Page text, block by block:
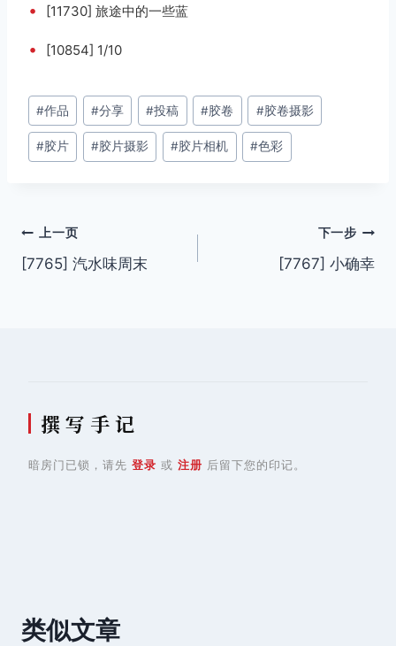
• [11730] 旅途中的一些蓝
• [10854] 1/10
文
章
标
#作品 #分享 #投稿 #胶卷 #胶卷摄影
#胶片 #胶片摄影 #胶片相机 #色彩
文
章
上一页
[7765] 汽水味周末
下一步
[7767] 小确幸
撰 写 手 记
暗房门已锁，请先 登录 或 注册 后留下您的印记。
类似文章